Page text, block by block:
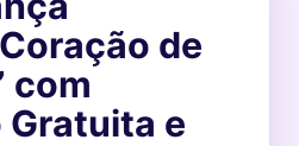
de
com
e